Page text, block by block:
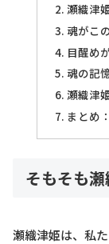
瀬織津
魂がこ
目醒め
魂の記
瀬織津
まとめ
そもそも
瀬織津姫は、私